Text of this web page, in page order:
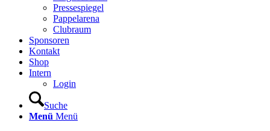
Pressespiegel
Pappelarena
Clubraum
Sponsoren
Kontakt
Shop
Intern
Login
Suche
Menü Menü